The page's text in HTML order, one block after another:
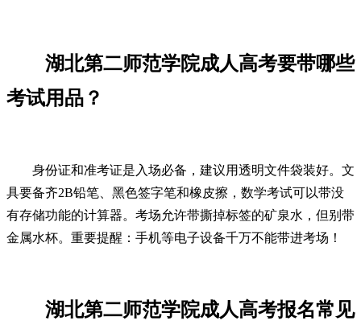
湖北第二师范学院成人高考要带哪些
考试用品？
身份证和准考证是入场必备，建议用透明文件袋装好。文
具要备齐2B铅笔、黑色签字笔和橡皮擦，数学考试可以带没
有存储功能的计算器。考场允许带撕掉标签的矿泉水，但别带
金属水杯。重要提醒：手机等电子设备千万不能带进考场！
湖北第二师范学院成人高考报名常见